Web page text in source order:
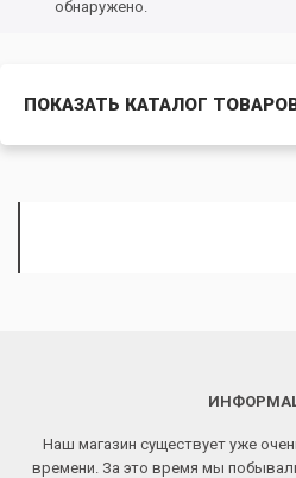
обнаружено.
ПОКАЗАТЬ КАТАЛОГ
Наш магазин существует уже
времени. За это время мы